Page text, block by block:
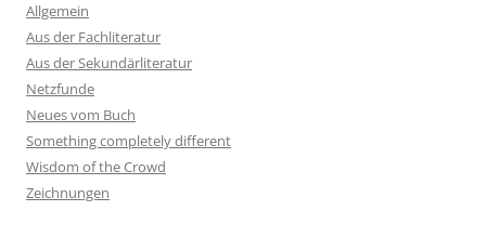
Allgemein
Aus der Fachliteratur
Aus der Sekundärliteratur
Netzfunde
Neues vom Buch
Something completely different
Wisdom of the Crowd
Zeichnungen